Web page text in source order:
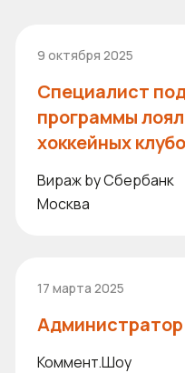
9 октября 2025
Специалист
программы
хоккейных
Вираж by Сбербанк
Москва
17 марта 2025
Коммент.Шоу